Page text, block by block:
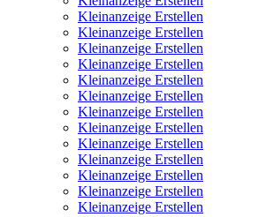
Kleinanzeige Erstellen
Kleinanzeige Erstellen
Kleinanzeige Erstellen
Kleinanzeige Erstellen
Kleinanzeige Erstellen
Kleinanzeige Erstellen
Kleinanzeige Erstellen
Kleinanzeige Erstellen
Kleinanzeige Erstellen
Kleinanzeige Erstellen
Kleinanzeige Erstellen
Kleinanzeige Erstellen
Kleinanzeige Erstellen